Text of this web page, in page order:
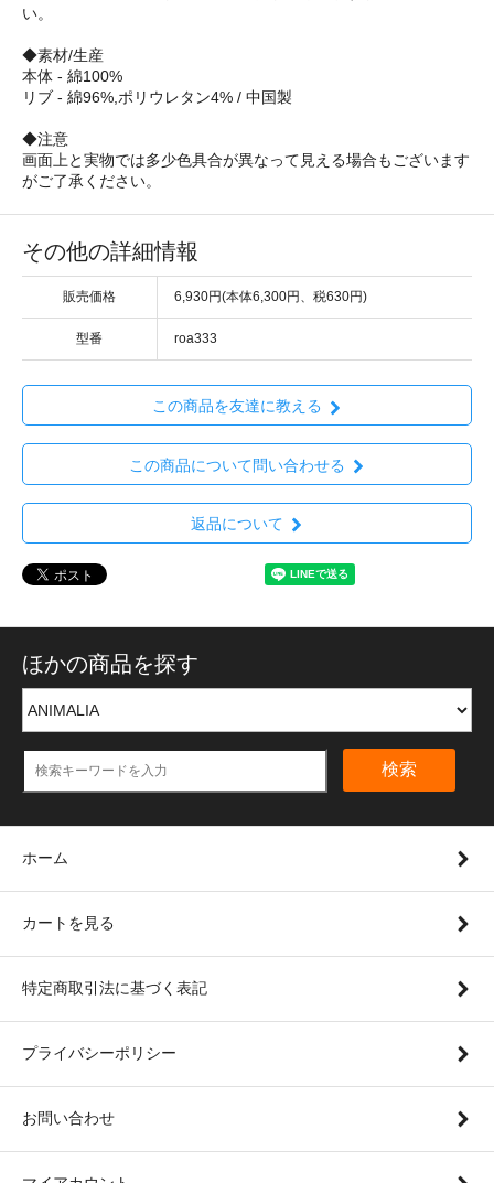
い。
◆素材/生産
本体 - 綿100%
リブ - 綿96%,ポリウレタン4% / 中国製
◆注意
画面上と実物では多少色具合が異なって見える場合もございます
がご了承ください。
その他の詳細情報
販売価格 6,930円(本体6,300円、税630円)
型番 roa333
この商品を友達に教える
この商品について問い合わせる
返品について
ほかの商品を探す
検索
ホーム
カートを見る
特定商取引法に基づく表記
プライバシーポリシー
お問い合わせ